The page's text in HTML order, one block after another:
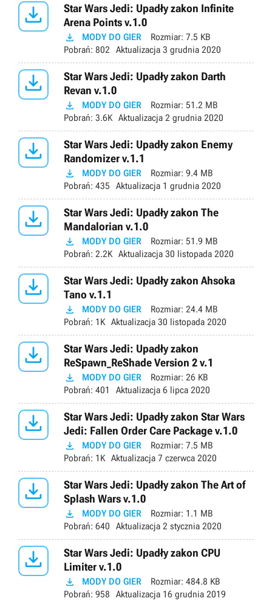

Star Wars Jedi: Upadły zakon Infinite
Arena Points v.1.0
 MODY DO GIER Rozmiar: 7.5 KB
Pobrań: 802 Aktualizacja 3 grudnia 2020

Star Wars Jedi: Upadły zakon Darth
Revan v.1.0
 MODY DO GIER Rozmiar: 51.2 MB
Pobrań: 3.6K Aktualizacja 2 grudnia 2020

Star Wars Jedi: Upadły zakon Enemy
Randomizer v.1.1
 MODY DO GIER Rozmiar: 9.4 MB
Pobrań: 435 Aktualizacja 1 grudnia 2020

Star Wars Jedi: Upadły zakon The
Mandalorian v.1.0
 MODY DO GIER Rozmiar: 51.9 MB
Pobrań: 2.2K Aktualizacja 30 listopada 2020

Star Wars Jedi: Upadły zakon Ahsoka
Tano v.1.1
 MODY DO GIER Rozmiar: 24.4 MB
Pobrań: 1K Aktualizacja 30 listopada 2020

Star Wars Jedi: Upadły zakon
ReSpawn_ReShade Version 2 v.1
 MODY DO GIER Rozmiar: 26 KB
Pobrań: 401 Aktualizacja 6 lipca 2020

Star Wars Jedi: Upadły zakon Star Wars
Jedi: Fallen Order Care Package v.1.0
 MODY DO GIER Rozmiar: 7.5 MB
Pobrań: 1K Aktualizacja 7 czerwca 2020

Star Wars Jedi: Upadły zakon The Art of
Splash Wars v.1.0
 MODY DO GIER Rozmiar: 1.1 MB
Pobrań: 640 Aktualizacja 2 stycznia 2020

Star Wars Jedi: Upadły zakon CPU
Limiter v.1.0
 MODY DO GIER Rozmiar: 484.8 KB
Pobrań: 958 Aktualizacja 16 grudnia 2019